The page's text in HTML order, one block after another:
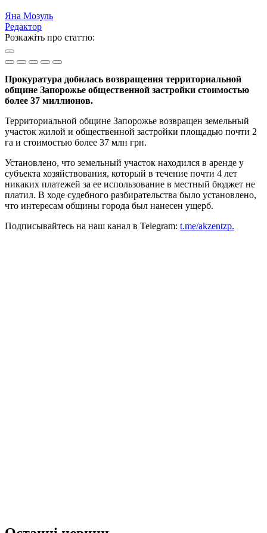
Яна Мозуль
Редактор
Розкажіть про статтю:
Прокуратура добилась возвращения территориальной
общине Запорожье общественной застройки стоимостью
более 37 миллионов.
Территориальной общине Запорожье возвращен земельный
участок жилой и общественной застройки площадью почти 2
га и стоимостью более 37 млн грн.
Установлено, что земельный участок находился в аренде у
субъекта хозяйствования, который в течение почти 4 лет
никаких платежей за ее использование в местный бюджет не
платил. В ходе судебного разбирательства было установлено,
что интересам общины города был нанесен ущерб.
Подписывайтесь на наш канал в Telegram: t.me/akzentzp.